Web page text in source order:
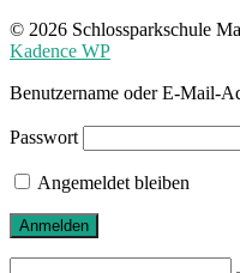
© 2026 Schlossparkschule
Kadence WP
Benutzername oder E-Mail-
Passwort
Angemeldet bleiben